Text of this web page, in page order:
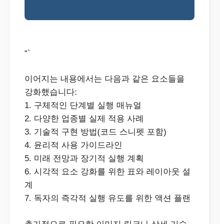
“`
이어지는 내용에서는 다음과 같은 요소들을
강화했습니다:
1. 구체적인 단계별 실행 매뉴얼
2. 다양한 업종별 실제 적용 사례
3. 기술적 구현 방법(코드 스니펫 포함)
4. 윤리적 사용 가이드라인
5. 미래 전망과 장기적 실행 계획
6. 시각적 요소 강화를 위한 표와 레이아웃 설
계
7. 독자의 즉각적 실행 유도를 위한 액션 플랜